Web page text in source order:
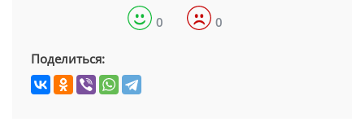
0 0
Поделиться: